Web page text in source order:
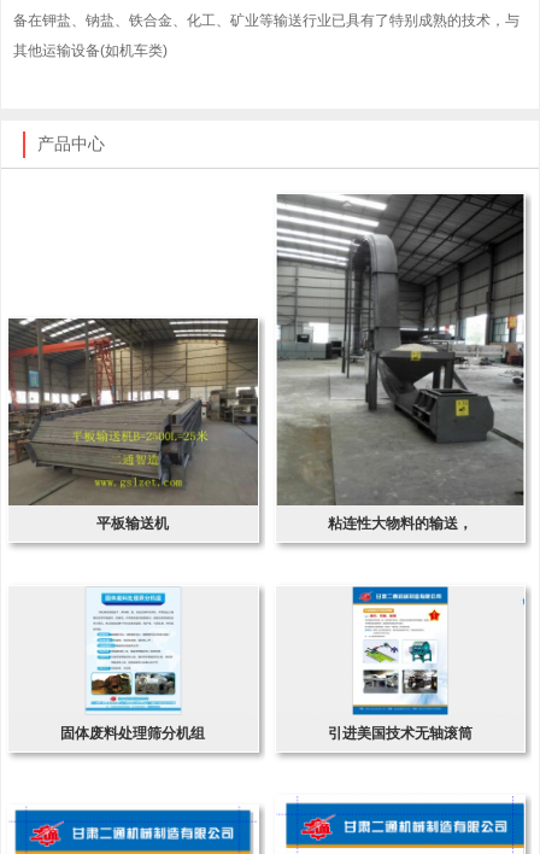
备在钾盐、钠盐、铁合金、化工、矿业等输送行业已具有了特别成熟的技术，与
其他运输设备(如机车类)
产品中心
平板输送机 粘连性大物料的输送，
固体废料处理筛分机组 引进美国技术无轴滚筒